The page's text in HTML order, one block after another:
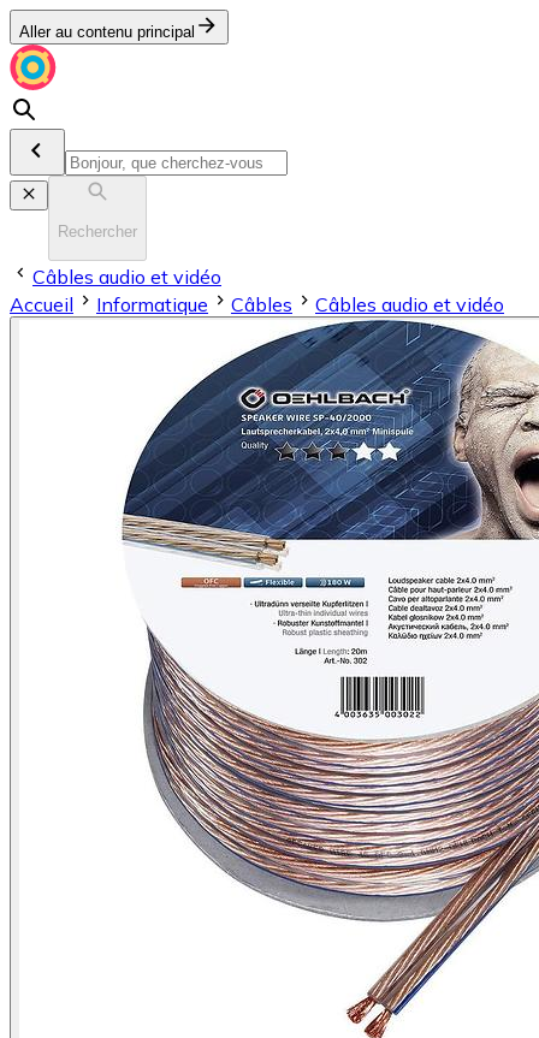
Aller au contenu principal
Rechercher
Câbles audio et vidéo
Accueil
Informatique Câbles Câbles audio et vidéo